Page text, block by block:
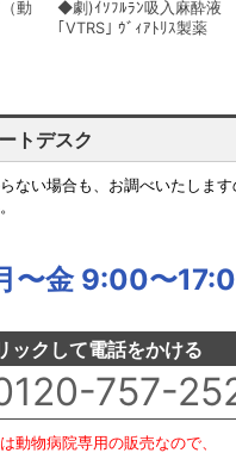
動
◆劇)ｲｿﾌﾙﾗﾝ吸入麻酔液
｢VTRS｣ ｳﾞｨｱﾄﾘｽ製薬
トデスク
ない場合も、お調べいたしま
〜金 9:00〜
ックして電話をかける
757-
動物病院専用の販売なので、